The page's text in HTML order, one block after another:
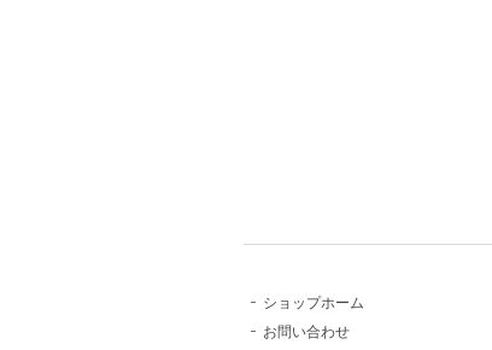
ショップホーム
お問い合わせ